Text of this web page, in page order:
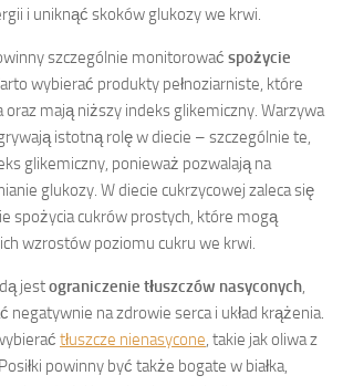
i uniknąć skoków glukozy we krwi.
szczególnie monitorować spożycie
wybierać produkty pełnoziarniste, które
oraz mają niższy indeks glikemiczny. Warzywa
istotną rolę w diecie – szczególnie te,
glikemiczny, ponieważ pozwalają na
glukozy. W diecie cukrzycowej zaleca się
spożycia cukrów prostych, które mogą
wzrostów poziomu cukru we krwi.
jestograniczenie tłuszczów nasyconych,
negatywnie na zdrowie serca i układ krążenia.
tłuszcze nienasycone, takie jak oliwa z
powinny być także bogate w białka,